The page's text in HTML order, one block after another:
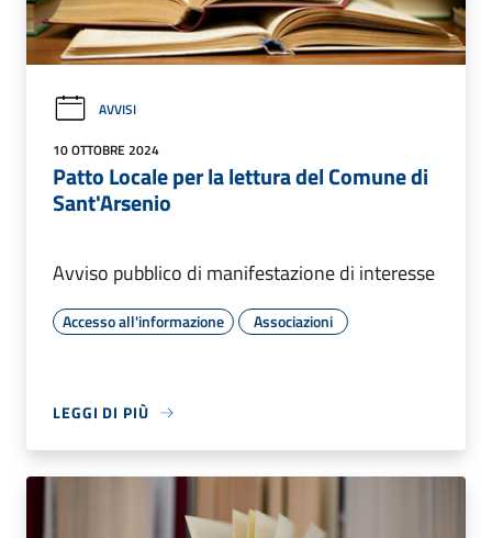
AVVISI
10 OTTOBRE 2024
Patto Locale per la lettura del Comune di
Sant'Arsenio
Avviso pubblico di manifestazione di interesse
Accesso all'informazione Associazioni
LEGGI DI PIÙ